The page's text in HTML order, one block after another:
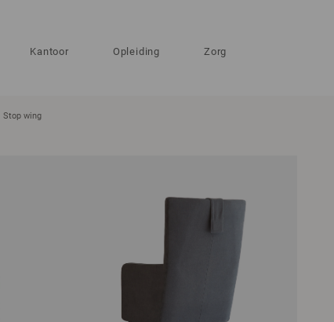
Kantoor Opleiding Zorg
Stop wing